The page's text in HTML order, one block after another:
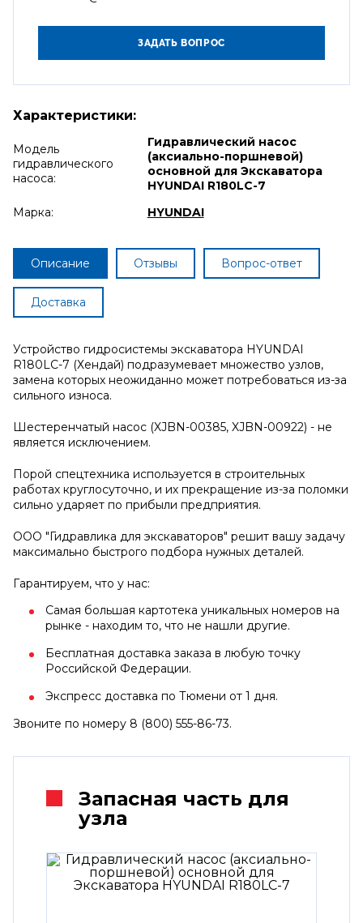
Характеристики:
Модель
гидравлического
насоса:
Гидравлический насос
(аксиально-поршневой)
основной для Экскаватора
HYUNDAI R180LC-7
Марка:
HYUNDAI
Описание Отзывы Вопрос-ответ
Доставка
Устройство гидросистемы экскаватора HYUNDAI
R180LC-7 (Хендай) подразумевает множество узлов,
замена которых неожиданно может потребоваться из-за
сильного износа.
Шестеренчатый насос (XJBN-00385, XJBN-00922) - не
является исключением.
Порой спецтехника используется в строительных
работах круглосуточно, и их прекращение из-за поломки
сильно ударяет по прибыли предприятия.
ООО "Гидравлика для экскаваторов" решит вашу задачу
максимально быстрого подбора нужных деталей.
Гарантируем, что у нас:
Самая большая картотека уникальных номеров на
рынке - находим то, что не нашли другие.
Бесплатная доставка заказа в любую точку
Российской Федерации.
Экспресс доставка по Тюмени от 1 дня.
Звоните по номеру 8 (800) 555-86-73.
Запасная часть для
узла